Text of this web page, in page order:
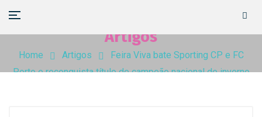
Artigos
Home Artigos
Feira Viva bate Sporting CP e FC
Porto e reconquista título de campeão nacional de inverno